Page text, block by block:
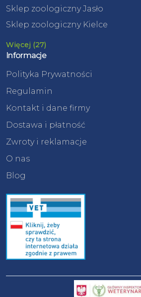
Sklep zoologiczny Jasło
Sklep zoologiczny Kielce
Więcej (27)
Informacje
Polityka Prywatności
Regulamin
Kontakt i dane firmy
Dostawa i płatność
Zwroty i reklamacje
O nas
Blog